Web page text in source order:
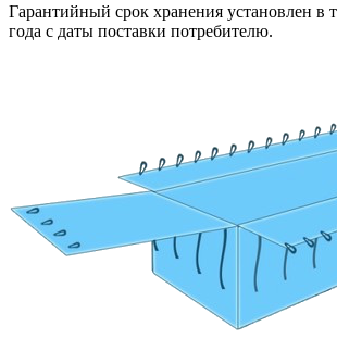
Гарантийный срок хранения установлен в
года с даты поставки потребителю.